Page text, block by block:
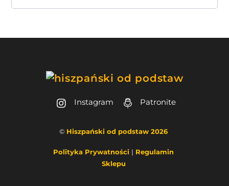
Back
Top
Instagram Patronite
© Hiszpański od podstaw 2026
Polityka Prywatności | Regulamin
Sklepu